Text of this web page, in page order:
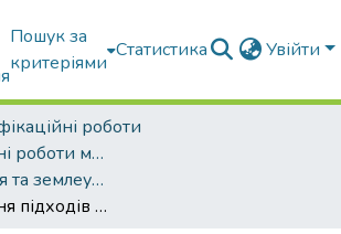
Пошук за
критеріями
Статистика Увійти
роботи
Кваліфікаційні роботи магістрів
ОПП "Геодезія та землеустрій"
Удосконалення підходів до оцінки впливу факторів формування ринкової вартості земельної ділянки в умовах великих міст